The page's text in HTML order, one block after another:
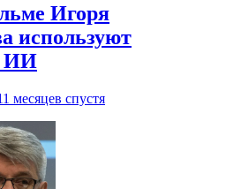
Игоря
используют
ИИ
месяцев спустя